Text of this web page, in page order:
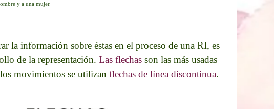
y a una mujer.
la información sobre éstas en el proceso de una RI, es
de la representación. Las flechas son las más usadas
movimientos se utilizan flechas de línea discontinua.